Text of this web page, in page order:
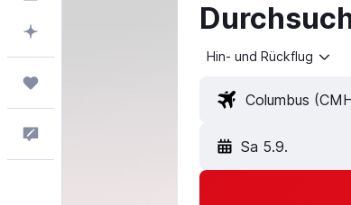
Hin- und Rückflug
Sa 5.9.